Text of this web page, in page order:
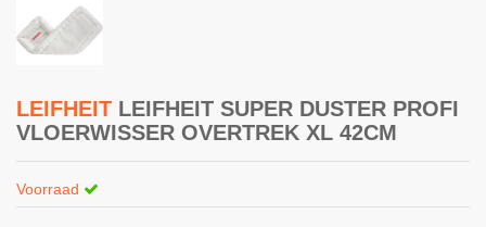
LEIFHEIT LEIFHEIT SUPER DUSTER PROFI
VLOERWISSER OVERTREK XL 42CM
Voorraad